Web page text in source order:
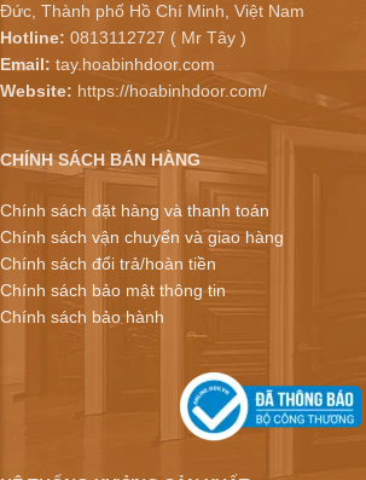
Đức, Thành phố Hồ Chí Minh, Việt Nam
Hotline: 0813112727 ( Mr Tây )
Email: tay.hoabinhdoor.com
Website: https://hoabinhdoor.com/
CHÍNH SÁCH BÁN HÀNG
Chính sách đặt hàng và thanh toán
Chính sách vận chuyển và giao hàng
Chính sách đổi trả/hoàn tiền
Chính sách bảo mật thông tin
Chính sách bảo hành